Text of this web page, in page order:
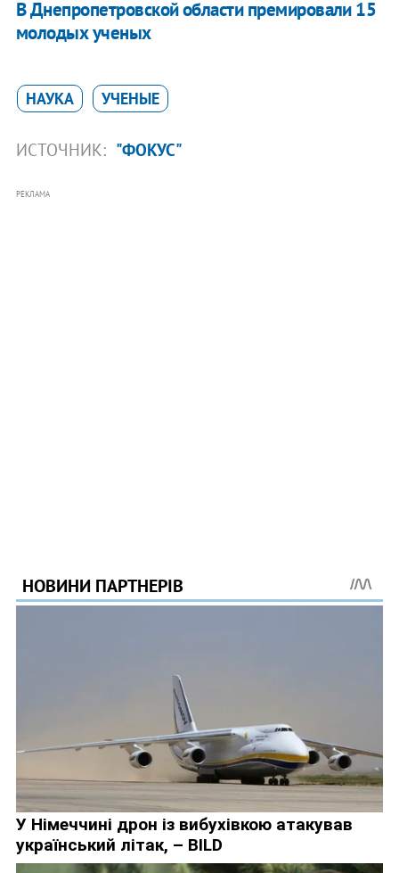
В Днепропетровской области премировали 15
молодых ученых
НАУКА УЧЕНЫЕ
ИСТОЧНИК: "ФОКУС"
РЕКЛАМА